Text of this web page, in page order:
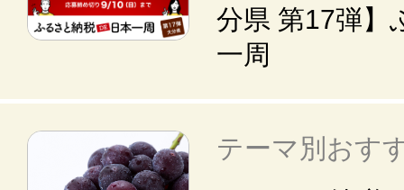
分県 第17弾】
一周
テーマ別おす